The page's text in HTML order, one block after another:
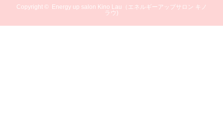
Copyright ©
Energy up salon Kino Lau（エネルギーアップサロン キノ
ラウ)